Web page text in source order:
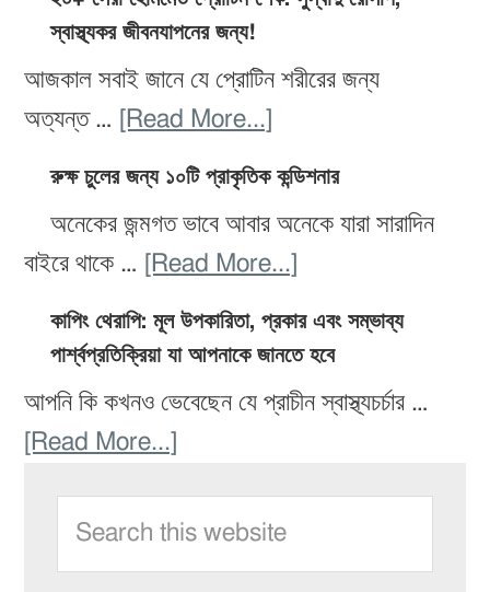
শরীরের
সেরা
খাবার!
যা
সুন্দর
রাখবে
ডায়েট
এবং
সহজ
প্রস্তুত
করার
১৫টি
রেসিপি
স্বাস্থ্যকর জীবনযাপনের জন্য!
আজকাল সবাই জানে যে প্রোটিন শরীরের জন্য
অত্যন্ত …
[Read More...]
সেরা
হোমমেড
প্রোটিন
শেক:
সুস্বাদু
রেসিপি,
রুক্ষ চুলের জন্য ১০টি প্রাকৃতিক কন্ডিশনার
অনেকের জন্মগত ভাবে আবার অনেকে যারা সারাদিন
বাইরে থাকে …
[Read More...]
১০টি
কন্ডিশনার
কাপিং থেরাপি: মূল উপকারিতা, প্রকার এবং সম্ভাব্য
পার্শ্বপ্রতিক্রিয়া যা আপনাকে জানতে হবে
আপনি কি কখনও ভেবেছেন যে প্রাচীন স্বাস্থ্যচর্চার …
[Read More...]
থেরাপি:
Sidebar
this
website